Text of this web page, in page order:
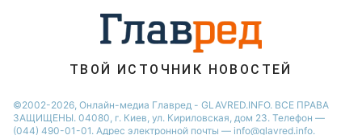
ТВОЙ ИСТОЧНИК НОВОСТЕЙ
©2002-2026, Онлайн-медиа Главред - GLAVRED.INFO. ВСЕ ПРАВА
ЗАЩИЩЕНЫ. 04080, г. Киев, ул. Кириловская, дом 23. Телефон —
(044) 490-01-01. Адрес электронной почты — info@glavred.info.